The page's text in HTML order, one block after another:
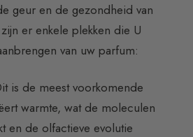
geur en de gezondheid van
er enkele plekken die U
van uw parfum:
is de meest voorkomende
warmte, wat de moleculen
en de olfactieve evolutie